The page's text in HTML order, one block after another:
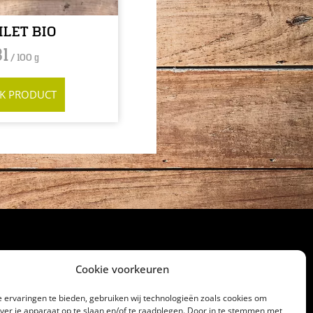
Cookie voorkeuren
ervaringen te bieden, gebruiken wij technologieën zoals cookies om
je apparaat op te slaan en/of te raadplegen. Door in te stemmen met
BIO
/ 100 g
PRODUCT